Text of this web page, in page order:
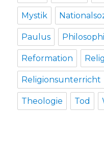
Mystik
Paulus
Reformation
Religionsunterricht
Theologie Tod